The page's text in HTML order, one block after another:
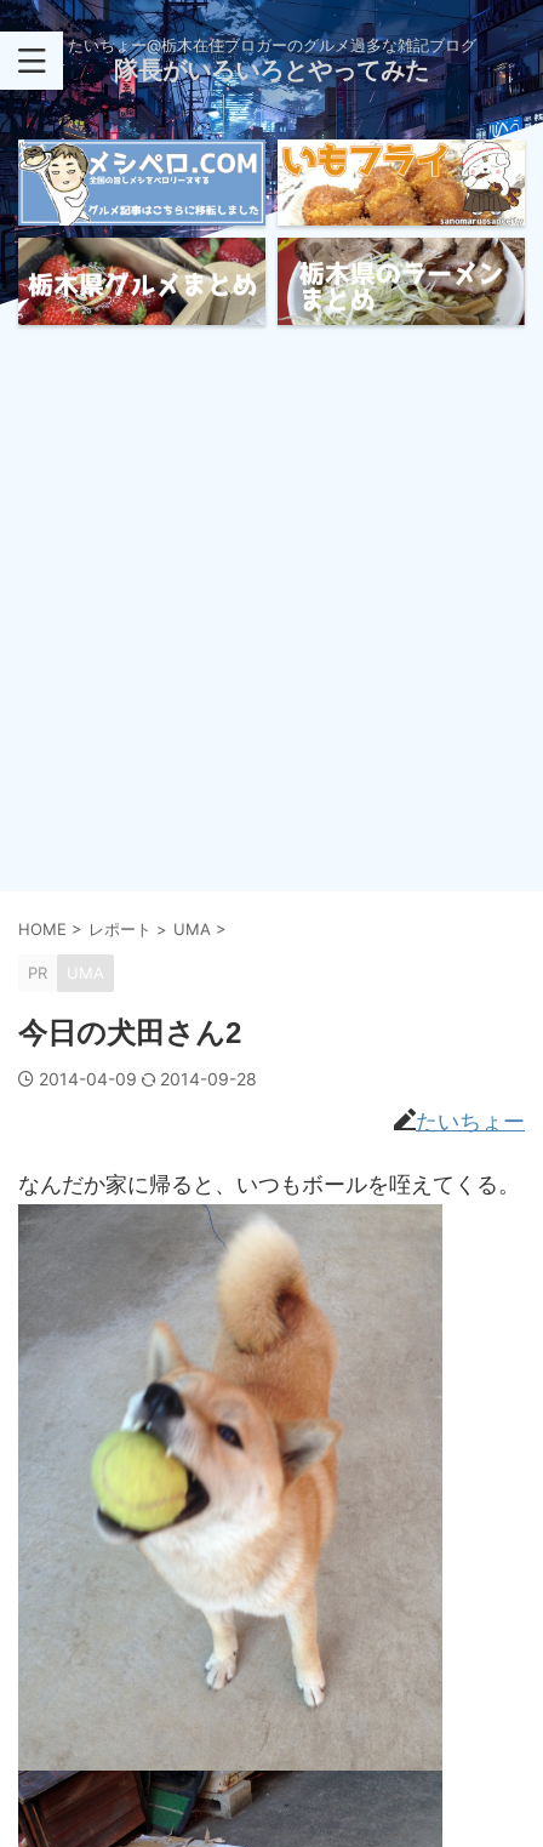
たいちょー@栃木在住ブロガーのグルメ過多な雑記ブログ
隊長がいろいろとやってみた
HOME > レポート > UMA >
PR UMA
今日の犬田さん2
2014-04-09 2014-09-28
たいちょー
なんだか家に帰ると、いつもボールを咥えてくる。